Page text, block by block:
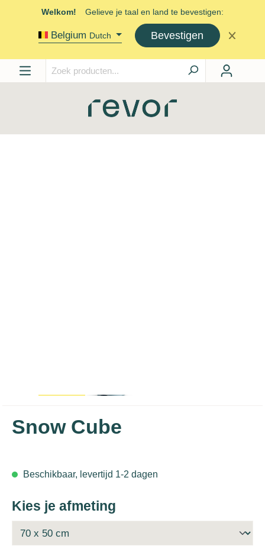
Snow Cube
Beschikbaar, levertijd 1-2 dagen
Kies je afmeting
Welkom! Gelieve je taal en land te bevestigen:
Belgium Dutch Bevestigen